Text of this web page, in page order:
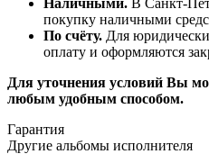
покупку наличными
По счёту. Для
оплату и оформляются
Для уточнения условий Вы
любым удобным способом.
Гарантия
Другие альбомы исполнителя